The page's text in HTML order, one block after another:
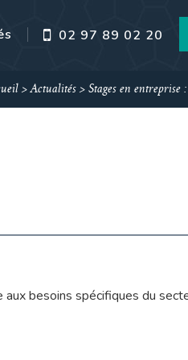
02 97 89 02 20
>Actualités > Stages en
besoins spécifiques du